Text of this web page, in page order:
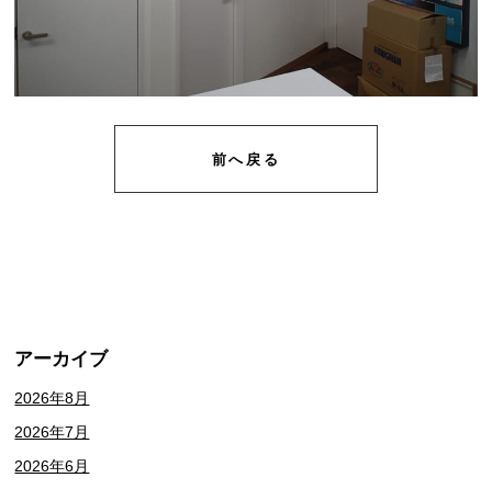
前へ戻る
アーカイブ
2026年8月
2026年7月
2026年6月